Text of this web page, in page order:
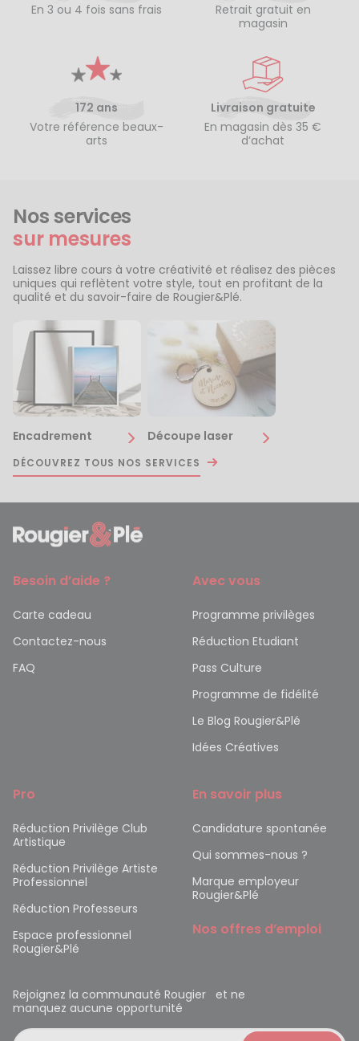
En 3 ou 4 fois sans frais
Retrait gratuit en
magasin
172 ans
Votre référence beaux-
arts
Livraison gratuite
En magasin dès 35 €
d’achat
Nos services
sur mesures
Laissez libre cours à votre créativité et réalisez des pièces
uniques qui reflètent votre style, tout en profitant de la
qualité et du savoir-faire de Rougier&Plé.
Encadrement Découpe laser
DÉCOUVREZ TOUS NOS SERVICES
Besoin d’aide ?
Carte cadeau
Contactez-nous
FAQ
Avec vous
Programme privilèges
Réduction Etudiant
Pass Culture
Programme de fidélité
Le Blog Rougier&Plé
Idées Créatives
Pro
Réduction Privilège Club
Artistique
Réduction Privilège Artiste
Professionnel
Réduction Professeurs
Espace professionnel
Rougier&Plé
En savoir plus
Candidature spontanée
Qui sommes-nous ?
Marque employeur
Rougier&Plé
Nos offres d’emploi
Rejoignez la communauté Rougier et ne
manquez aucune opportunité